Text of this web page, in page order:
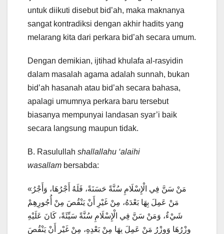
untuk diikuti disebut bid’ah, maka maknanya
sangat kontradiksi dengan akhir hadits yang
melarang kita dari perkara bid’ah secara umum.
Dengan demikian, ijtihad khulafa al-rasyidin
dalam masalah agama adalah sunnah, bukan
bid’ah hasanah atau bid’ah secara bahasa,
apalagi umumnya perkara baru tersebut
biasanya mempunyai landasan syar’i baik
secara langsung maupun tidak.
B. Rasulullah shallallahu ‘alaihi
wasallam bersabda:
«مَنْ سَنَّ فِي الْإِسْلَامِ سُنَّةً حَسَنَةً، فَلَهُ أَجْرُهَا، وَأَجْرُ
مَنْ عَمِلَ بِهَا بَعْدَهُ، مِنْ غَيْرِ أَنْ يَنْقُصَ مِنْ أُجُورِهِمْ
شَيْءٌ، وَمَنْ سَنَّ فِي الْإِسْلَامِ سُنَّةً سَيِّئَةً، كَانَ عَلَيْهِ
وِزْرُهَا وَوِزْرُ مَنْ عَمِلَ بِهَا مِنْ بَعْدِهِ، مِنْ غَيْرِ أَنْ يَنْقُصَ